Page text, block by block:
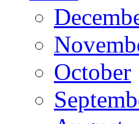
October